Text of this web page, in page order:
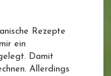
Rezepte
ein
Damit
Allerdings